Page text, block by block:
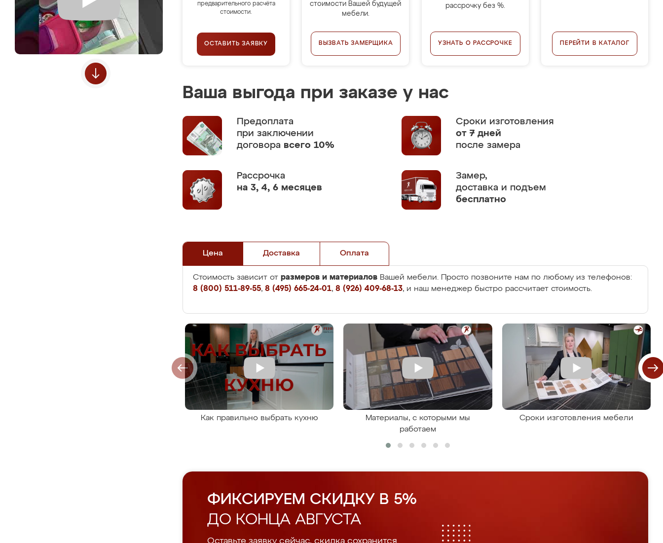
предварительного расчёта
стоимости.
ОСТАВИТЬ ЗАЯВКУ
стоимости Вашей будущей
мебели.
ВЫЗВАТЬ ЗАМЕРЩИКА
рассрочку без %.
УЗНАТЬ О РАССРОЧКЕ ПЕРЕЙТИ В КАТАЛОГ
Ваша выгода при заказе у нас
Предоплата
при заключении
договора всего 10%
Сроки изготовления
от 7 дней
после замера
Рассрочка
на 3, 4, 6 месяцев
Замер,
доставка и подъем
бесплатно
Цена Доставка Оплата
Стоимость зависит от размеров и материалов Вашей мебели. Просто позвоните нам по любому из телефонов:
8 (800) 511-89-55, 8 (495) 665-24-01, 8 (926) 409-68-13, и наш менеджер быстро рассчитает стоимость.
Как правильно выбрать кухню
Материалы, с которыми мы
работаем
Сроки изготовления мебели
ФИКСИРУЕМ СКИДКУ В 5%
ДО КОНЦА АВГУСТА
Оставьте заявку сейчас, скидка сохранится.